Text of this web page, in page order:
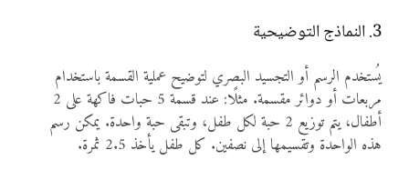
3. النماذج التوضيحية
يُستخدم الرسم أو التجسيد البصري لتوضيح عملية القسمة باستخدام
مربعات أو دوائر مقسمة. مثلًا: عند قسمة 5 حبات فاكهة على 2
أطفال، يتم توزيع 2 حبة لكل طفل، وتبقى حبة واحدة. يمكن رسم
هذه الواحدة وتقسيمها إلى نصفين. كل طفل يأخذ 2.5 ثمرة.